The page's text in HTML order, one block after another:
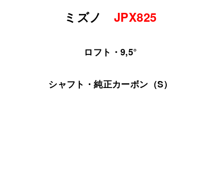
ミズノJPX825
ロフト・9,5°
シャフト・純正カーボン（S）